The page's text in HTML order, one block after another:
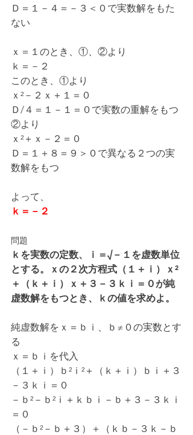
Ｄ＝１－４＝－３＜０で実数解をもた
ない
ｘ＝１のとき、①、②より
ｋ＝－２
このとき、①より
ｘ²－２ｘ＋１＝０
Ｄ/４＝１－１＝０で実数の重解をもつ
②より
ｘ²＋ｘ－２＝０
Ｄ＝１＋８＝９＞０で異なる２つの実
数解をもつ
よって、
ｋ＝－２
問題
ｋを実数の定数、ｉ＝√－１を虚数単位
とする。ｘの２次方程式（１＋ｉ）ｘ²
＋（ｋ＋ｉ）ｘ＋３－３ｋｉ＝０が純
虚数解をもつとき、ｋの値を求めよ。
純虚数解をｘ＝ｂｉ、ｂ≠０の実数とす
る
ｘ＝ｂｉを代入
（１＋ｉ）ｂ²ｉ²＋（ｋ＋ｉ）ｂｉ＋３
－３ｋｉ＝０
－ｂ²－ｂ²ｉ＋ｋｂｉ－ｂ＋３－３ｋｉ
＝０
（－ｂ²－ｂ＋３）＋（ｋｂ－３ｋ－ｂ